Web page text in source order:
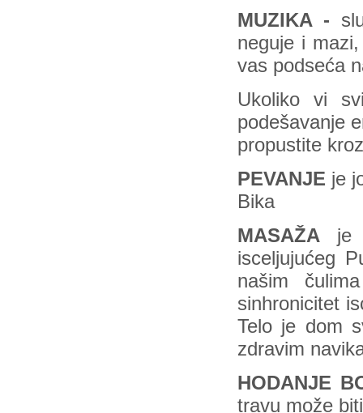
MUZIKA -
neguje i
vas podseća
Ukoliko vi
podešavanje
propustite
PEVANJE je
Bika
MASAŽA je
isceljujućeg
našim
sinhronicitet
Telo je dom
zdravim
HODANJE
travu može